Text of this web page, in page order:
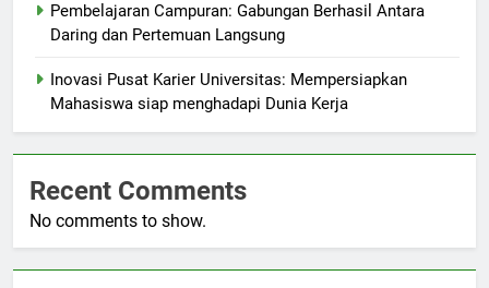
Pembelajaran Campuran: Gabungan Berhasil Antara
Daring dan Pertemuan Langsung
Inovasi Pusat Karier Universitas: Mempersiapkan
Mahasiswa siap menghadapi Dunia Kerja
Recent Comments
No comments to show.